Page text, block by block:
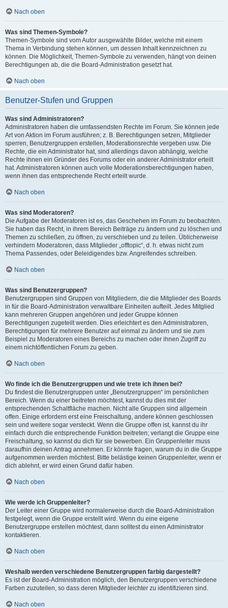
Nach oben
Was sind Themen-Symbole?
Themen-Symbole sind vom Autor ausgewählte Bilder, welche mit einem
Thema in Verbindung stehen können, um dessen Inhalt kennzeichnen zu
können. Die Möglichkeit, Themen-Symbole zu verwenden, hängt von deinen
Berechtigungen ab, die die Board-Administration gesetzt hat.
Nach oben
Benutzer-Stufen und Gruppen
Was sind Administratoren?
Administratoren haben die umfassendsten Rechte im Forum. Sie können jede
Art von Aktion im Forum ausführen; z. B. Berechtigungen setzen, Mitglieder
sperren, Benutzergruppen erstellen, Moderationsrechte vergeben usw. Die
Rechte, die ein Administrator hat, sind allerdings davon abhängig, welche
Rechte ihnen ein Gründer des Forums oder ein anderer Administrator erteilt
hat. Administratoren können auch volle Moderationsberechtigungen haben,
wenn ihnen das entsprechende Recht erteilt wurde.
Nach oben
Was sind Moderatoren?
Die Aufgabe der Moderatoren ist es, das Geschehen im Forum zu beobachten.
Sie haben das Recht, in ihrem Bereich Beiträge zu ändern und zu löschen und
Themen zu schließen, zu öffnen, zu verschieben und zu teilen. Üblicherweise
verhindern Moderatoren, dass Mitglieder „offtopic“, d. h. etwas nicht zum
Thema Passendes, oder Beleidigendes bzw. Angreifendes schreiben.
Nach oben
Was sind Benutzergruppen?
Benutzergruppen sind Gruppen von Mitgliedern, die die Mitglieder des Boards
in für die Board-Administration verwaltbare Einheiten aufteilt. Jedes Mitglied
kann mehreren Gruppen angehören und jeder Gruppe können
Berechtigungen zugeteilt werden. Dies erleichtert es den Administratoren,
Berechtigungen für mehrere Benutzer auf einmal zu ändern und sie zum
Beispiel zu Moderatoren eines Bereichs zu machen oder ihnen Zugriff zu
einem nichtöffentlichen Forum zu geben.
Nach oben
Wo finde ich die Benutzergruppen und wie trete ich ihnen bei?
Du findest die Benutzergruppen unter „Benutzergruppen“ im persönlichen
Bereich. Wenn du einer beitreten möchtest, kannst du dies mit der
entsprechenden Schaltfläche machen. Nicht alle Gruppen sind allgemein
offen. Einige erfordern erst eine Freischaltung, andere können geschlossen
sein und weitere sogar versteckt. Wenn die Gruppe offen ist, kannst du ihr
einfach durch die entsprechende Funktion beitreten; verlangt die Gruppe eine
Freischaltung, so kannst du dich für sie bewerben. Ein Gruppenleiter muss
daraufhin deinen Antrag annehmen. Er könnte fragen, warum du in die Gruppe
aufgenommen werden möchtest. Bitte belästige keinen Gruppenleiter, wenn er
dich ablehnt, er wird einen Grund dafür haben.
Nach oben
Wie werde ich Gruppenleiter?
Der Leiter einer Gruppe wird normalerweise durch die Board-Administration
festgelegt, wenn die Gruppe erstellt wird. Wenn du eine eigene
Benutzergruppe erstellen möchtest, dann solltest du einen Administrator
kontaktieren.
Nach oben
Weshalb werden verschiedene Benutzergruppen farbig dargestellt?
Es ist der Board-Administration möglich, den Benutzergruppen verschiedene
Farben zuzuteilen, so dass deren Mitglieder leichter zu identifizieren sind.
Nach oben